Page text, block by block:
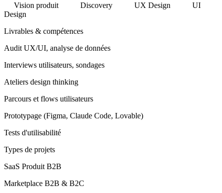
Vision produit
Discovery UX Design
UI
Design
Livrables & compétences
Audit UX/UI, analyse de données
Interviews utilisateurs, sondages
Ateliers design thinking
Parcours et flows utilisateurs
Prototypage (Figma, Claude Code, Lovable)
Tests d'utilisabilité
Types de projets
SaaS Produit B2B
Marketplace B2B & B2C